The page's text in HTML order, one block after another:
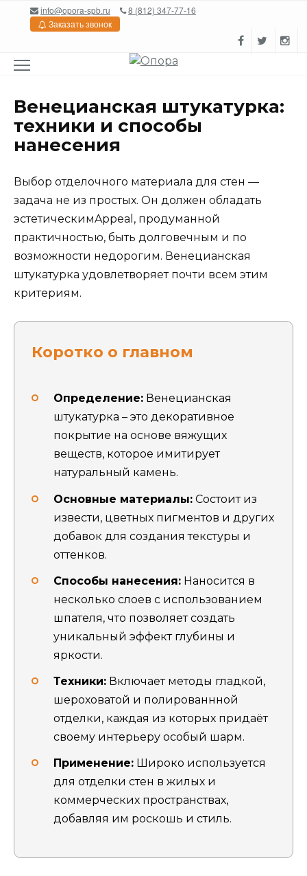
Перейтиinfo@opora-spb.ru
8 (812) 347-77-16
Заказать звонок
Венецианская штукатурка:
техники и способы
нанесения
Выбор отделочного материала для стен —
задача не из простых. Он должен обладать
эстетическимAppeal, продуманной
практичностью, быть долговечным и по
возможности недорогим. Венецианская
штукатурка удовлетворяет почти всем этим
критериям.
Коротко о главном
Определение: Венецианская
штукатурка – это декоративное
покрытие на основе вяжущих
веществ, которое имитирует
натуральный камень.
Основные материалы: Состоит из
извести, цветных пигментов и других
добавок для создания текстуры и
оттенков.
Способы нанесения: Наносится в
несколько слоев с использованием
шпателя, что позволяет создать
уникальный эффект глубины и
яркости.
Техники: Включает методы гладкой,
шероховатой и полированнной
отделки, каждая из которых придаёт
своему интерьеру особый шарм.
Применение: Широко используется
для отделки стен в жилых и
коммерческих пространствах,
добавляя им роскошь и стиль.